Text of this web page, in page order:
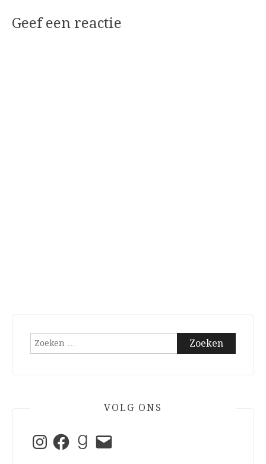
Geef een reactie
Zoeken
VOLG ONS
InstagramFacebookGoodreads
E-
mail